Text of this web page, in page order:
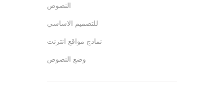
النصوص
للتصميم الاساسي
نماذج مواقع انترنت
وضع النصوص